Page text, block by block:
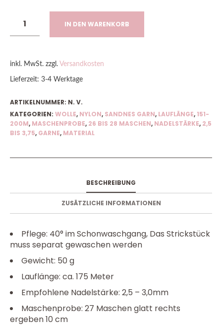
IN DEN WARENKORB
inkl. MwSt. zzgl. Versandkosten
Lieferzeit: 3-4 Werktage
ARTIKELNUMMER: N. V.
KATEGORIEN: WOLLE, NYLON, SANDNES GARN, LAUFLÄNGE, 151-
200M, MASCHENPROBE, 26 BIS 28 MASCHEN, NADELSTÄRKE, 2,5
BIS 3,75, GARNE, MATERIAL
BESCHREIBUNG
ZUSÄTZLICHE INFORMATIONEN
Pflege: 40° im Schonwaschgang, Das Strickstück
muss separat gewaschen werden
Gewicht: 50 g
Lauflänge: ca. 175 Meter
Empfohlene Nadelstärke: 2,5 – 3,0mm
Maschenprobe: 27 Maschen glatt rechts
ergeben 10 cm